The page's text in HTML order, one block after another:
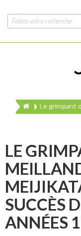
Rechercher :
Le grimpant
LE
SUCCÈS
ANNÉES